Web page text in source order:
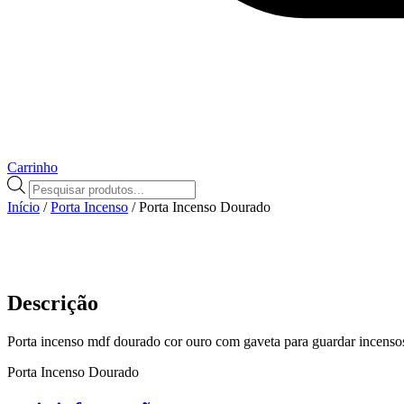
Carrinho
Pesquisar
produtos
Início /Porta Incenso / Porta Incenso Dourado
Descrição
Porta incenso mdf dourado cor ouro com gaveta para guardar
Porta Incenso Dourado